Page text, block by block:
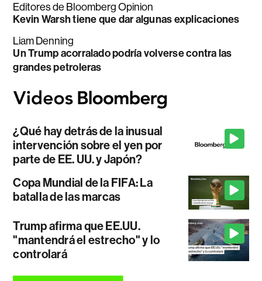
Editores de Bloomberg Opinion
Kevin Warsh tiene que dar algunas explicaciones
Liam Denning
Un Trump acorralado podría volverse contra las
grandes petroleras
¿Qué hay detrás de la inusual
intervención sobre el yen por
parte de EE. UU. y Japón?
Copa Mundial de la FIFA: La
batalla de las marcas
Trump afirma que EE.UU.
"mantendrá el estrecho" y lo
controlará